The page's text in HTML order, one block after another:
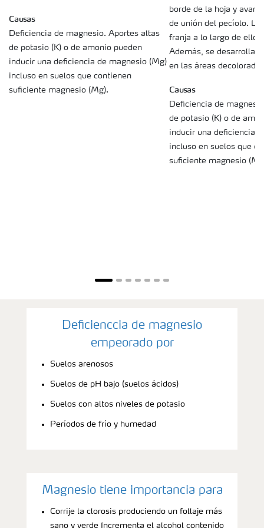
Causas
Deficiencia de magnesio. Aportes altas
de potasio (K) o de amonio pueden
inducir una deficiencia de magnesio (Mg)
incluso en suelos que contienen
suficiente magnesio (Mg).
borde de la hoja y
de unión del pecíolo.
franja a lo largo de ellos
Además, se desarrollan
en las áreas
Causas
Deficiencia de
de potasio (K) o de
inducir una deficiencia
incluso en suelos que
suficiente magnesio
Deficienccia de magnesio
empeorado por
Suelos arenosos
Suelos de pH bajo (suelos ácidos)
Suelos con altos niveles de potasio
Períodos de frío y humedad
Magnesio tiene importancia para
Corrije la clorosis produciendo un follaje más
sano y verde Incrementa el alcohol contenido